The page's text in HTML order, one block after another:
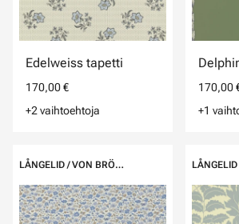
Edelweiss tapetti
170,00 €
+2 vaihtoehtoja
170,00
+1
LÅNGELID / VON BRÖMSSEN